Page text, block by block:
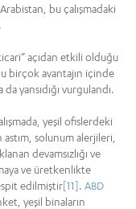
bu çalışmadaki
açıdan etkili olduğu
birçok avantajın içinde
yansıdığı vurgulandı.
yeşil ofislerdeki
solunum alerjileri,
devamsızlığı ve
ve üretkenlikte
edilmiştir[11]. ABD
yeşil binaların